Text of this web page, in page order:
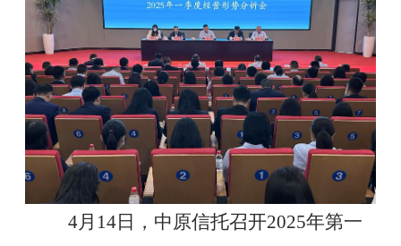
4月 14日，中原信托召开2025年第一